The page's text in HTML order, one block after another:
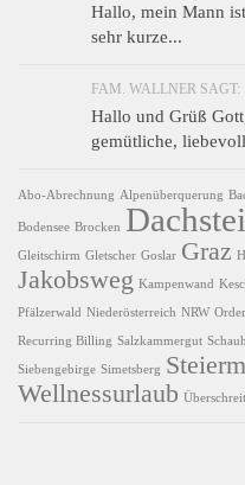
Hallo, mein Mann
sehr kurze...
FAM. WALLNER SAGT:
Hallo und Grüß
gemütliche,
Abo-Abrechnung Alpenüberquerung
Bodensee Brocken
Gleitschirm Gletscher Goslar Graz
Jakobsweg Kampenwand
Pfälzerwald Niederösterreich NRW
Recurring Billing Salzkammergut
Siebengebirge Simetsberg
Wellnessurlaub